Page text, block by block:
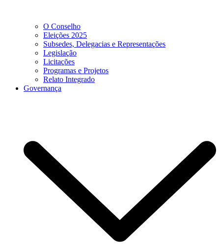
O Conselho
Eleições 2025
Subsedes, Delegacias e Representações
Legislação
Licitações
Programas e Projetos
Relato Integrado
Governança